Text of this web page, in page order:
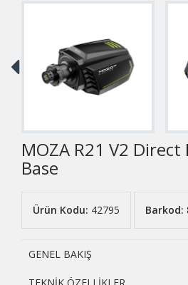
MOZA R21 V2
Base
Ürün Kodu: 42795 Barkod:
GENEL BAKIŞ